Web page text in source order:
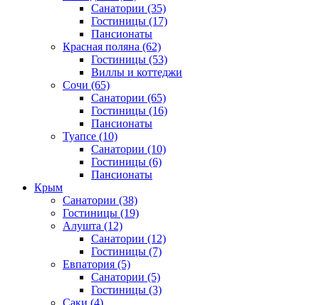
Санатории (35)
Гостиницы (17)
Пансионаты
Красная поляна (62)
Гостиницы (53)
Виллы и коттеджи
Сочи (65)
Санатории (65)
Гостиницы (16)
Пансионаты
Туапсе (10)
Санатории (10)
Гостиницы (6)
Пансионаты
Крым
Санатории (38)
Гостиницы (19)
Алушта (12)
Санатории (12)
Гостиницы (7)
Евпатория (5)
Санатории (5)
Гостиницы (3)
Саки (4)